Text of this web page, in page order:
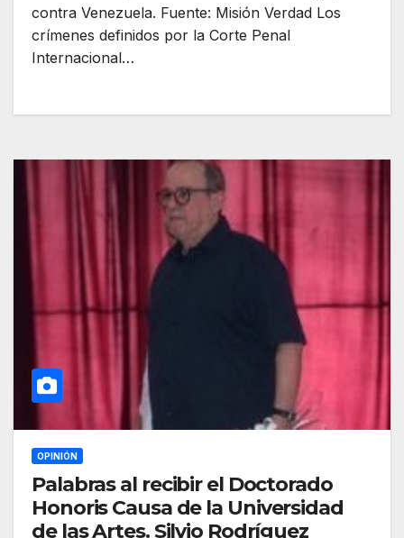
contra Venezuela. Fuente: Misión Verdad Los
crímenes definidos por la Corte Penal
Internacional…
OPINIÓN
Palabras al recibir el Doctorado
Honoris Causa de la Universidad
de las Artes. Silvio Rodríguez